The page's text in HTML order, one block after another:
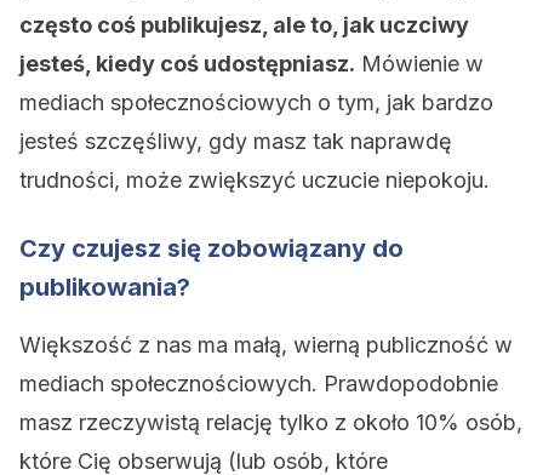
często coś publikujesz, ale to, jak uczciwy
jesteś, kiedy coś udostępniasz. Mówienie w
mediach społecznościowych o tym, jak bardzo
jesteś szczęśliwy, gdy masz tak naprawdę
trudności, może zwiększyć uczucie niepokoju.
Czy czujesz się zobowiązany do
publikowania?
Większość z nas ma małą, wierną publiczność w
mediach społecznościowych. Prawdopodobnie
masz rzeczywistą relację tylko z około 10% osób,
które Cię obserwują (lub osób, które